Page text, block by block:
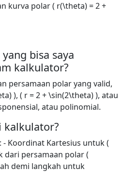
kurva polar ( r(\theta) = 2 +
bisa saya
kalkulator?
persamaan polar yang valid,
), ( r = 2 + \sin(2\theta) ), atau
atau polinomial.
kalkulator?
Koordinat Kartesius untuk (
dari persamaan polar (
demi langkah untuk